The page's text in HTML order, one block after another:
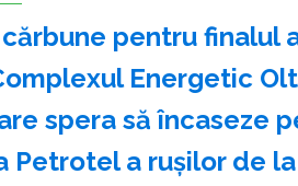
pentru finalul
Energetic
spera să încaseze
Petrotel a rușilor de